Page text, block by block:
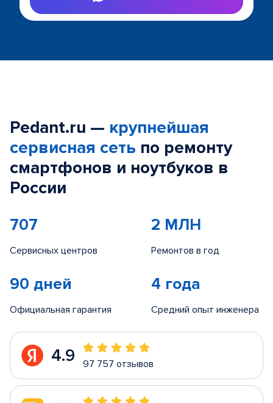
Pedant.ru — крупнейшая
сервисная сеть по ремонту
смартфонов и ноутбуков в
России
707
Сервисных центров
2 МЛН
Ремонтов в год
90 дней
Официальная гарантия
4 года
Средний опыт инженера
4.9 97 757 отзывов